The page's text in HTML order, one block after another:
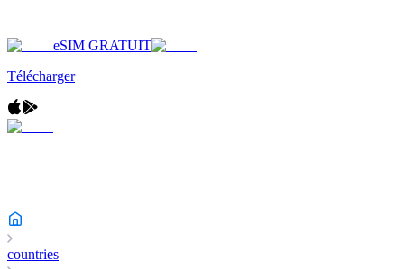
eSIM GRATUIT
Télécharger
countries